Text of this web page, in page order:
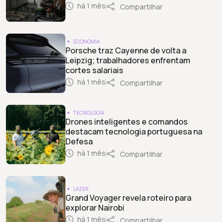
há 1 mês Compartilhar
ECONOMIA
Porsche traz Cayenne de volta a
Leipzig; trabalhadores enfrentam
cortes salariais
há 1 mês Compartilhar
TECNOLOGIA
Drones inteligentes e comandos
destacam tecnologia portuguesa na
Defesa
há 1 mês Compartilhar
LAZER
Grand Voyager revela roteiro para
explorar Nairobi
há 1 mês Compartilhar